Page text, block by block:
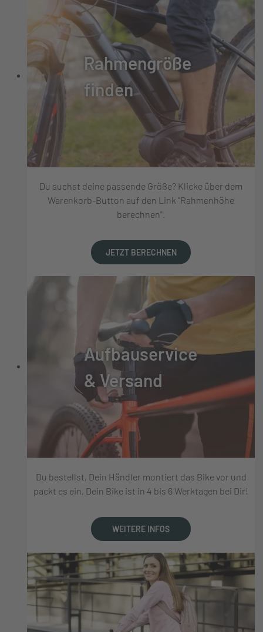
Rahmengröße
finden
Du suchst deine passende Größe? Klicke über dem
Warenkorb-Button auf den Link "Rahmenhöhe
berechnen".
JETZT BERECHNEN
Aufbauservice
& Versand
Du bestellst, Dein Händler montiert das Bike vor und
packt es ein, Dein Bike ist in 4 bis 6 Werktagen bei Dir!
WEITERE INFOS